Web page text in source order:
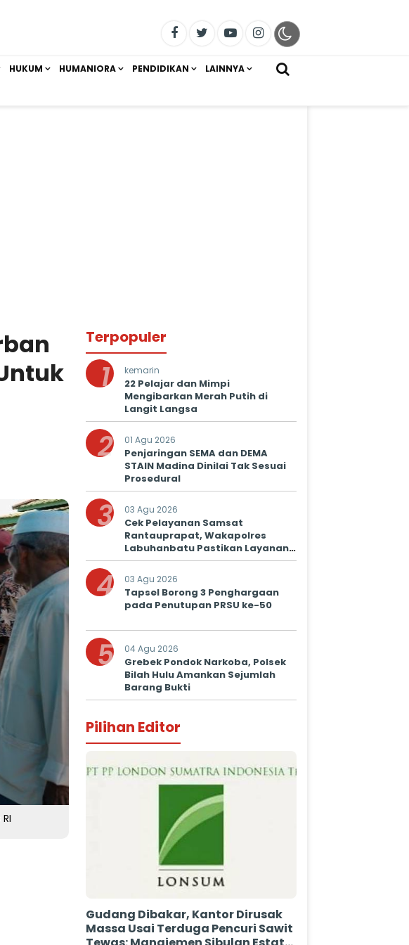
HUKUM HUMANIORA PENDIDIKAN LAINNYA
Terpopuler
1 kemarin
22 Pelajar dan Mimpi
Mengibarkan Merah Putih di
Langit Langsa
2 01 Agu 2026
Penjaringan SEMA dan DEMA
STAIN Madina Dinilai Tak Sesuai
Prosedural
3 03 Agu 2026
Cek Pelayanan Samsat
Rantauprapat, Wakapolres
Labuhanbatu Pastikan Layanan
Prima untuk Masyarakat
4 03 Agu 2026
Tapsel Borong 3 Penghargaan
pada Penutupan PRSU ke-50
5 04 Agu 2026
Grebek Pondok Narkoba, Polsek
Bilah Hulu Amankan Sejumlah
Barang Bukti
Pilihan Editor
Gudang Dibakar, Kantor Dirusak
Massa Usai Terduga Pencuri Sawit